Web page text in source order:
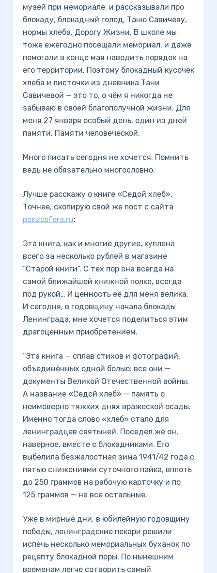
музей при мемориале, и рассказывали про
блокаду, блокадный голод, Таню Савичеву,
нормы хлеба, Дорогу Жизни. В школе мы
тоже ежегодно посещали мемориал, и даже
помогали в конце мая наводить порядок на
его территории. Поэтому блокадный кусочек
хлеба и листочки из дневника Тани
Савичевой — это то, о чём я никогда не
забываю в своей благополучной жизни. Для
меня 27 января особый день, один из дней
памяти. Памяти человеческой.
Много писать сегодня не хочется. Помнить
ведь не обязательно многословно.
Лучше расскажу о книге «Седой хлеб».
Точнее, скопирую свой же пост с сайта
poezosfera.ru:
Эта книга, как и многие другие, куплена
всего за несколько рублей в магазине
“Старой книги”. С тех пор она всегда на
самой ближайшей книжной полке, всегда
под рукой… И ценность её для меня велика.
И сегодня, в годовщину начала блокады
Ленинграда, мне хочется поделиться этим
драгоценным приобретением.
“Эта книга — сплав стихов и фотографий,
объединённых одной болью: все они —
документы Великой Отечественной войны.
А название «Седой хлеб» — память о
неимоверно тяжких днях вражеской осады.
Именно тогда слово «хлеб» стало для
ленинградцев святыней. Поседел же он,
наверное, вместе с блокадниками. Его
выбелила безжалостная зима 1941/42 года с
пятью снижениями суточного пайка, вплоть
до 250 граммов на рабочую карточку и по
125 граммов — на все остальные.
Уже в мирные дни, в юбилейную годовщину
победы, ленинградские пекари решили
испечь несколько мемориальных буханок по
рецепту блокадной поры. По нынешним
временам легче сотворить самый